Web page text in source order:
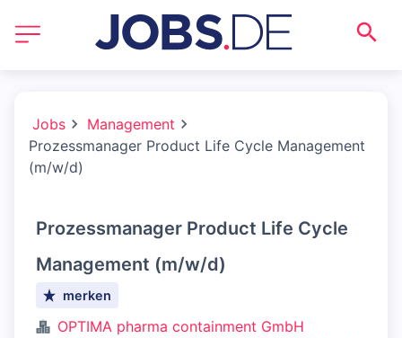
Jobs
Management
Prozessmanager Product Life Cycle Management
(m/w/d)
Prozessmanager Product Life Cycle
Management (m/w/d)
merken
OPTIMA pharma containment GmbH